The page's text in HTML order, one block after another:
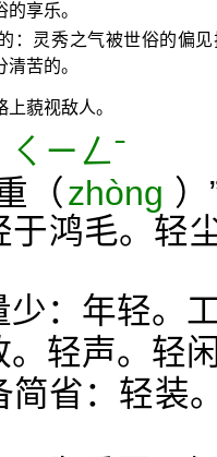
享乐。
：灵秀之气被世俗的偏
苦的。
藐视敌人。
ㄧㄥˉ
（zhòng
于鸿毛。轻
：年轻。
轻声。轻
省：轻装